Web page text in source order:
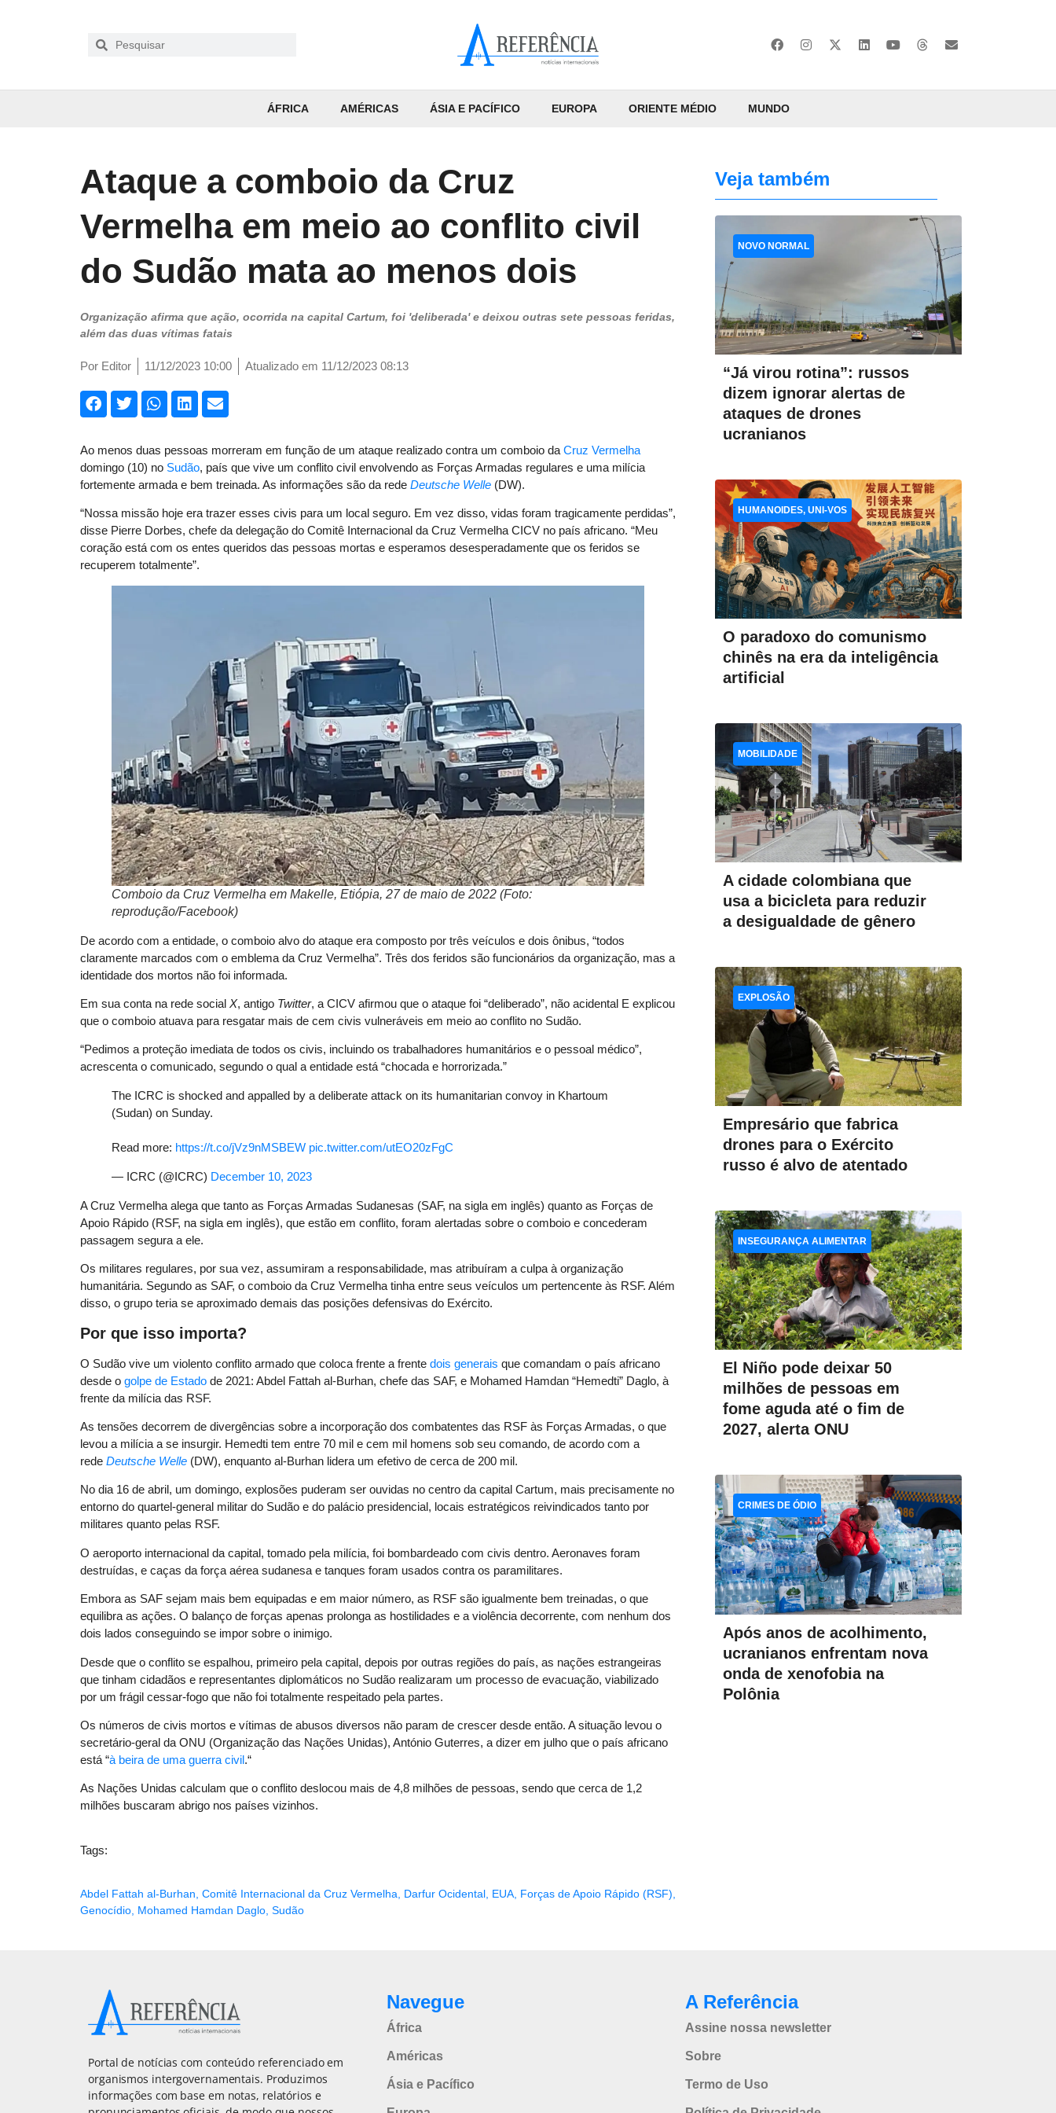
ÁFRICA AMÉRICAS ÁSIA E PACÍFICO EUROPA ORIENTE MÉDIO MUNDO
Ataque a comboio da Cruz
Vermelha em meio ao conflito civil
do Sudão mata ao menos dois
Organização afirma que ação, ocorrida na capital Cartum, foi 'deliberada' e deixou outras sete pessoas feridas,
além das duas vítimas fatais
Por Editor 11/12/2023 10:00 Atualizado em 11/12/2023 08:13
Ao menos duas pessoas morreram em função de um ataque realizado contra um comboio da Cruz Vermelha
domingo (10) no Sudão, país que vive um conflito civil envolvendo as Forças Armadas regulares e uma milícia
fortemente armada e bem treinada. As informações são da rede Deutsche Welle (DW).
“Nossa missão hoje era trazer esses civis para um local seguro. Em vez disso, vidas foram tragicamente perdidas”,
disse Pierre Dorbes, chefe da delegação do Comitê Internacional da Cruz Vermelha CICV no país africano. “Meu
coração está com os entes queridos das pessoas mortas e esperamos desesperadamente que os feridos se
recuperem totalmente”.
Comboio da Cruz Vermelha em Makelle, Etiópia, 27 de maio de 2022 (Foto:
reprodução/Facebook)
De acordo com a entidade, o comboio alvo do ataque era composto por três veículos e dois ônibus, “todos
claramente marcados com o emblema da Cruz Vermelha”. Três dos feridos são funcionários da organização, mas a
identidade dos mortos não foi informada.
Em sua conta na rede social X, antigo Twitter, a CICV afirmou que o ataque foi “deliberado”, não acidental E explicou
que o comboio atuava para resgatar mais de cem civis vulneráveis em meio ao conflito no Sudão.
“Pedimos a proteção imediata de todos os civis, incluindo os trabalhadores humanitários e o pessoal médico”,
acrescenta o comunicado, segundo o qual a entidade está “chocada e horrorizada.”
The ICRC is shocked and appalled by a deliberate attack on its humanitarian convoy in Khartoum
(Sudan) on Sunday.
Read more: https://t.co/jVz9nMSBEW pic.twitter.com/utEO20zFgC
— ICRC (@ICRC) December 10, 2023
A Cruz Vermelha alega que tanto as Forças Armadas Sudanesas (SAF, na sigla em inglês) quanto as Forças de
Apoio Rápido (RSF, na sigla em inglês), que estão em conflito, foram alertadas sobre o comboio e concederam
passagem segura a ele.
Os militares regulares, por sua vez, assumiram a responsabilidade, mas atribuíram a culpa à organização
humanitária. Segundo as SAF, o comboio da Cruz Vermelha tinha entre seus veículos um pertencente às RSF. Além
disso, o grupo teria se aproximado demais das posições defensivas do Exército.
Por que isso importa?
O Sudão vive um violento conflito armado que coloca frente a frente dois generais que comandam o país africano
desde o golpe de Estado de 2021: Abdel Fattah al-Burhan, chefe das SAF, e Mohamed Hamdan “Hemedti” Daglo, à
frente da milícia das RSF.
As tensões decorrem de divergências sobre a incorporação dos combatentes das RSF às Forças Armadas, o que
levou a milícia a se insurgir. Hemedti tem entre 70 mil e cem mil homens sob seu comando, de acordo com a
rede Deutsche Welle (DW), enquanto al-Burhan lidera um efetivo de cerca de 200 mil.
No dia 16 de abril, um domingo, explosões puderam ser ouvidas no centro da capital Cartum, mais precisamente no
entorno do quartel-general militar do Sudão e do palácio presidencial, locais estratégicos reivindicados tanto por
militares quanto pelas RSF.
O aeroporto internacional da capital, tomado pela milícia, foi bombardeado com civis dentro. Aeronaves foram
destruídas, e caças da força aérea sudanesa e tanques foram usados contra os paramilitares.
Embora as SAF sejam mais bem equipadas e em maior número, as RSF são igualmente bem treinadas, o que
equilibra as ações. O balanço de forças apenas prolonga as hostilidades e a violência decorrente, com nenhum dos
dois lados conseguindo se impor sobre o inimigo.
Desde que o conflito se espalhou, primeiro pela capital, depois por outras regiões do país, as nações estrangeiras
que tinham cidadãos e representantes diplomáticos no Sudão realizaram um processo de evacuação, viabilizado
por um frágil cessar-fogo que não foi totalmente respeitado pela partes.
Os números de civis mortos e vítimas de abusos diversos não param de crescer desde então. A situação levou o
secretário-geral da ONU (Organização das Nações Unidas), António Guterres, a dizer em julho que o país africano
está “à beira de uma guerra civil.“
As Nações Unidas calculam que o conflito deslocou mais de 4,8 milhões de pessoas, sendo que cerca de 1,2
milhões buscaram abrigo nos países vizinhos.
Tags:
Abdel Fattah al-Burhan Comitê Internacional da Cruz Vermelha Darfur Ocidental EUA Forças de Apoio Rápido (RSF)
Genocídio Mohamed Hamdan Daglo Sudão
Veja também
“Já virou rotina”: russos
dizem ignorar alertas de
ataques de drones
ucranianos
NOVO NORMAL
O paradoxo do comunismo
chinês na era da inteligência
artificial
HUMANOIDES, UNI-VOS
A cidade colombiana que
usa a bicicleta para reduzir
a desigualdade de gênero
MOBILIDADE
Empresário que fabrica
drones para o Exército
russo é alvo de atentado
EXPLOSÃO
El Niño pode deixar 50
milhões de pessoas em
fome aguda até o fim de
2027, alerta ONU
INSEGURANÇA ALIMENTAR
Após anos de acolhimento,
ucranianos enfrentam nova
onda de xenofobia na
Polônia
CRIMES DE ÓDIO
Portal de notícias com conteúdo referenciado em
organismos intergovernamentais. Produzimos
informações com base em notas, relatórios e
Navegue
África
Américas
Ásia e Pacífico
A Referência
Assine nossa newsletter
Sobre
Termo de Uso